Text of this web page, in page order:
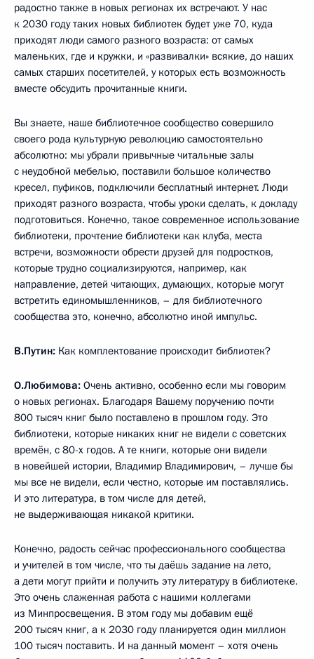
радостно также в новых регионах их встречают. У нас
к 2030 году таких новых библиотек будет уже 70, куда
приходят люди самого разного возраста: от самых
маленьких, где и кружки, и «развивалки» всякие, до наших
самых старших посетителей, у которых есть возможность
вместе обсудить прочитанные книги.
Вы знаете, наше библиотечное сообщество совершило
своего рода культурную революцию самостоятельно
абсолютно: мы убрали привычные читальные залы
с неудобной мебелью, поставили большое количество
кресел, пуфиков, подключили бесплатный интернет. Люди
приходят разного возраста, чтобы уроки сделать, к докладу
подготовиться. Конечно, такое современное использование
библиотеки, прочтение библиотеки как клуба, места
встречи, возможности обрести друзей для подростков,
которые трудно социализируются, например, как
направление, детей читающих, думающих, которые могут
встретить единомышленников, – для библиотечного
сообщества это, конечно, абсолютно иной импульс.
В.Путин: Как комплектование происходит библиотек?
О.Любимова: Очень активно, особенно если мы говорим
о новых регионах. Благодаря Вашему поручению почти
800 тысяч книг было поставлено в прошлом году. Это
библиотеки, которые никаких книг не видели с советских
времён, с 80-х годов. А те книги, которые они видели
в новейшей истории, Владимир Владимирович, – лучше бы
мы все не видели, если честно, которые им поставлялись.
И это литература, в том числе для детей,
не выдерживающая никакой критики.
Конечно, радость сейчас профессионального сообщества
и учителей в том числе, что ты даёшь задание на лето,
а дети могут прийти и получить эту литературу в библиотеке.
Это очень слаженная работа с нашими коллегами
из Минпросвещения. В этом году мы добавим ещё
200 тысяч книг, а к 2030 году планируется один миллион
100 тысяч поставить. И на данный момент – хотя очень